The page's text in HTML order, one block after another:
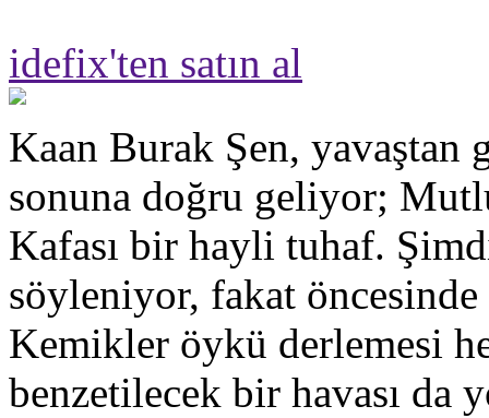
idefix'ten satın al
Kaan Burak Şen, yavaştan
sonuna doğru geliyor;
Kafası bir hayli tuhaf.
söyleniyor, fakat
Kemikler öykü derlemesi
benzetilecek bir havası da